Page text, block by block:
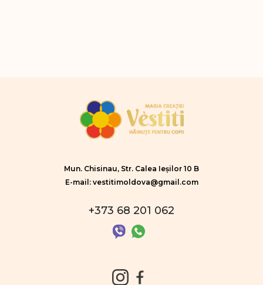
Mun. Chisinau, Str. Calea Ieșilor 10 B
E-mail: vestitimoldova@gmail.com
+373 68 201 062